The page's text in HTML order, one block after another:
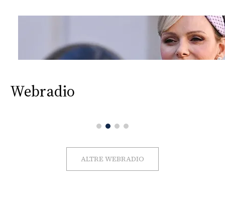
Webradio
ALTRE WEBRADIO